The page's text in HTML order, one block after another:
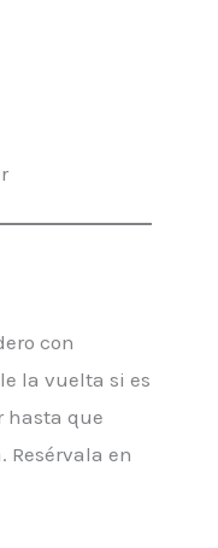
con
la vuelta si es
hasta que
en